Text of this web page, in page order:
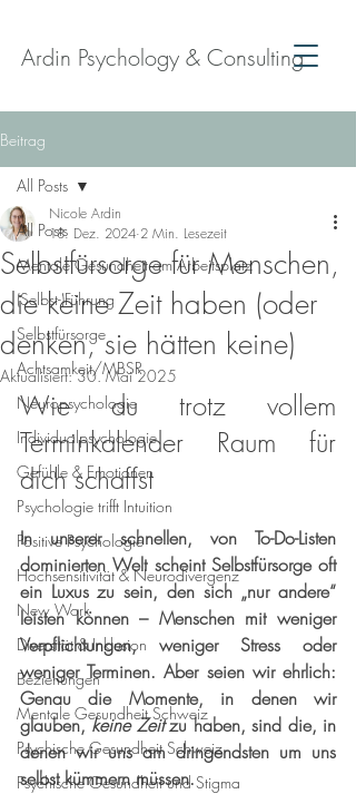
Ardin Psychology & Consulting
Beitrag
All Posts
Mentale Gesundheit am Arbeitsplatz
(Selbst-)Führung
Selbstfürsorge
Achtsamkeit/MBSR
Neuropsychologie
Individualpsychologie
Gefühle & Emotionen
Psychologie trifft Intuition
Positive Psychologie
Hochsensitivität & Neurodivergenz
New Work
Diversität & Inklusion
Beziehungen
Mentale Gesundheit Schweiz
Psychische Gesundheit Schweiz
Psychische Gesundheit und Stigma
All Posts
Selbstfürsorge für Menschen,
die keine Zeit haben (oder
denken, sie hätten keine)
Nicole Ardin
18. Dez. 2024 2 Min. Lesezeit
Aktualisiert:30. Mai 2025
Wie du trotz vollem
Terminkalender Raum für
dich schaffst
In unserer schnellen, von To-Do-Listen
dominierten Welt scheint Selbstfürsorge oft
ein Luxus zu sein, den sich „nur andere“
leisten können – Menschen mit weniger
Verpflichtungen, weniger Stress oder
weniger Terminen. Aber seien wir ehrlich:
Genau die Momente, in denen wir
glauben, keine Zeit zu haben, sind die, in
denen wir uns am dringendsten um uns
selbst kümmern müssen.